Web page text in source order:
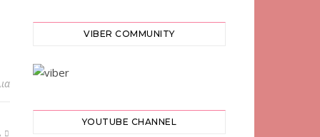
VIBER COMMUNITY
YOUTUBE CHANNEL